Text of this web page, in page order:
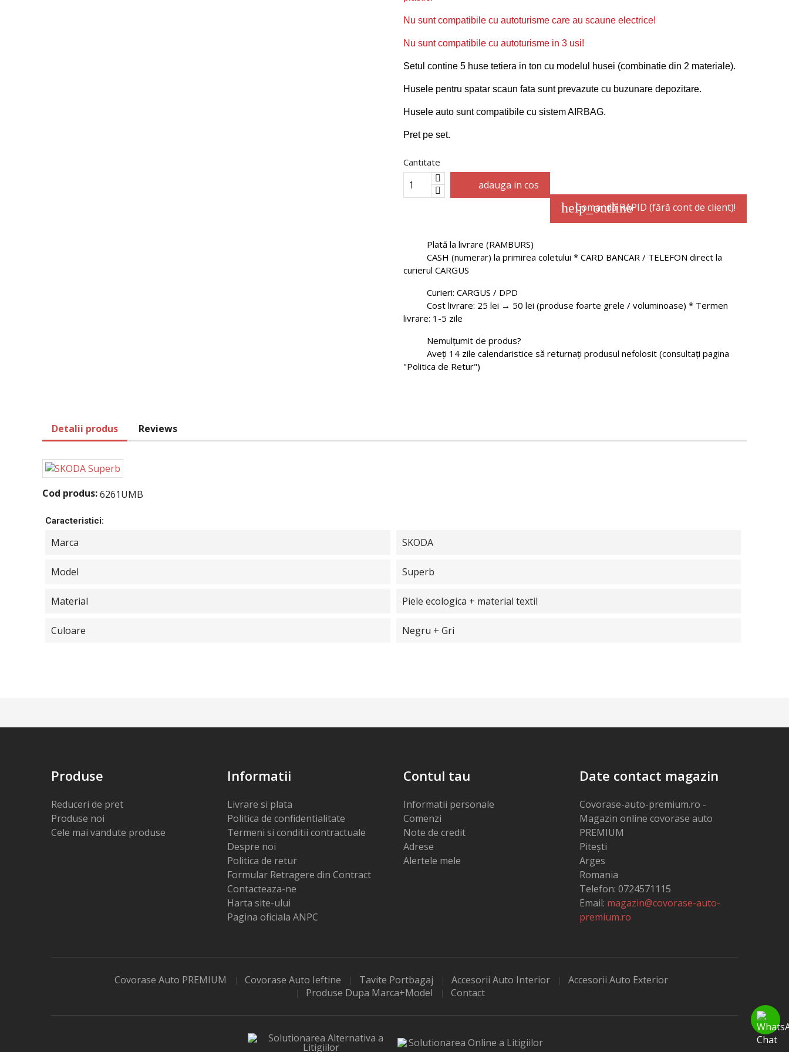
Nu sunt compatibile cu autoturisme care au scaune electrice!
Nu sunt compatibile cu autoturisme in 3 usi!
Setul contine 5 huse tetiera in ton cu modelul husei (combinatie din 2 materiale).
Husele pentru spatar scaun fata sunt prevazute cu buzunare depozitare.
Husele auto sunt compatibile cu sistem AIRBAG.
Pret pe set.
Cantitate
adauga in cos
help_outline
Comandă RAPID (fără cont de client)!
Plată la livrare (RAMBURS)
CASH (numerar) la primirea coletului * CARD BANCAR / TELEFON direct la
curierul CARGUS
Curieri: CARGUS / DPD
Cost livrare: 25 lei → 50 lei (produse foarte grele / voluminoase) * Termen
livrare: 1-5 zile
Nemulțumit de produs?
Aveți 14 zile calendaristice să returnați produsul nefolosit (consultați pagina
"Politica de Retur")
Detalii produs Reviews
Cod produs:6261UMB
Caracteristici:
Marca SKODA
Model Superb
Material Piele ecologica + material textil
Culoare Negru + Gri
Produse
Reduceri de pret
Produse noi
Cele mai vandute produse
Informatii
Livrare si plata
Politica de confidentialitate
Termeni si conditii contractuale
Despre noi
Politica de retur
Formular Retragere din Contract
Contacteaza-ne
Harta site-ului
Pagina oficiala ANPC
Contul tau
Informatii personale
Comenzi
Note de credit
Adrese
Alertele mele
Date contact magazin
Covorase-auto-premium.ro -
Magazin online covorase auto
PREMIUM
Pitești
Arges
Romania
Telefon: 0724571115
Email: magazin@covorase-auto-
premium.ro
Covorase Auto PREMIUM Covorase Auto Ieftine Tavite Portbagaj Accesorii Auto Interior
Accesorii Auto Exterior
Produse Dupa Marca+model
Contact